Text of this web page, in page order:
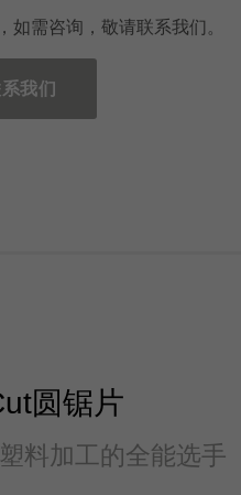
如需咨询，敬请联系我们。
我们
圆锯片
料加工的全能选手